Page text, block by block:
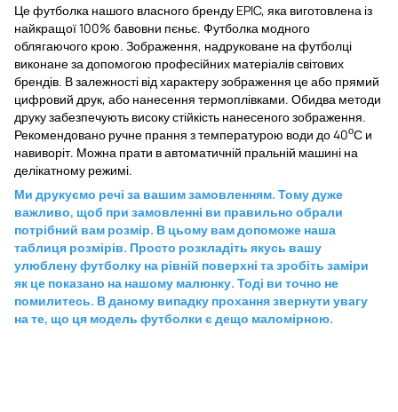
Це футболка нашого власного бренду EPIC, яка виготовлена із
найкращої 100% бавовни пєньє. Футболка модного
облягаючого крою. Зображення, надруковане на футболці
виконане за допомогою професійних матеріалів світових
брендів. В залежності від характеру зображення це або прямий
цифровий друк, або нанесення термоплівками. Обидва методи
друку забезпечують високу стійкість нанесеного зображення.
Рекомендовано ручне прання з температурою води до 40оС и
навиворіт. Можна прати в автоматичній пральній машині на
делікатному режимі.
Ми друкуємо речі за вашим замовленням. Тому дуже
важливо, щоб при замовленні ви правильно обрали
потрібний вам розмір. В цьому вам допоможе наша
таблиця розмірів. Просто розкладіть якусь вашу
улюблену футболку на рівній поверхні та зробіть заміри
як це показано на нашому малюнку. Тоді ви точно не
помилитесь. В даному випадку прохання звернути увагу
на те, що ця модель футболки є дещо маломірною.